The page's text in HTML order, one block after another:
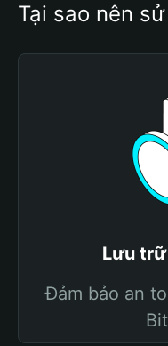
Tại sao nên
Lưu trữ
Đảm bảo an